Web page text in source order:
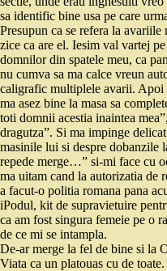
sa identific bine usa pe care
Presupun ca se refera la
zice ca are el. Iesim val vartej
domnilor din spatele meu, ca
nu cumva sa ma calce vreun
caligrafic multiplele avarii. Apoi
ma asez bine la masa sa
toti domnii acestia inaintea
dragutza”. Si ma impinge
masinile lui si despre dobanzile
repede merge…” si-mi face cu
ma uitam cand la autorizatia de
a facut-o politia romana pana
iPodul, kit de supravietuire
ca am fost singura femeie pe o
de ce mi se intampla.
De-ar merge la fel de bine si la
Viata ca un platouas cu de